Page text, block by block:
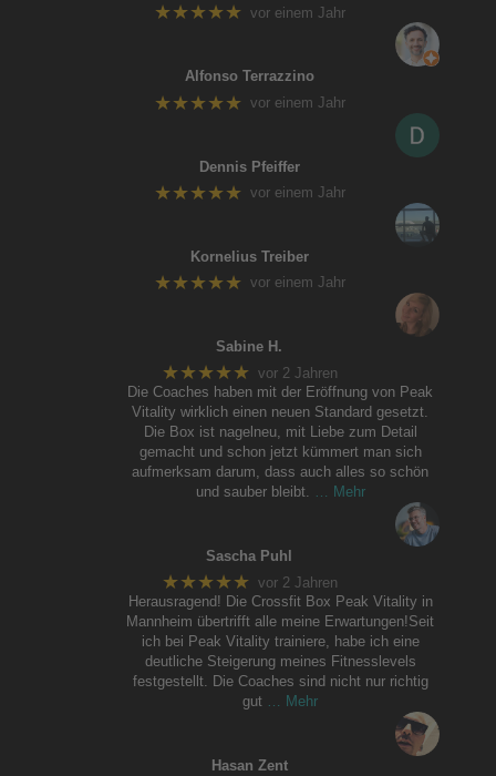
★★★★★ vor einem Jahr
Alfonso Terrazzino
★★★★★ vor einem Jahr
Dennis Pfeiffer
★★★★★ vor einem Jahr
Kornelius Treiber
★★★★★ vor einem Jahr
Sabine H.
★★★★★ vor 2 Jahren
Die Coaches haben mit der Eröffnung von Peak
Vitality wirklich einen neuen Standard gesetzt.
Die Box ist nagelneu, mit Liebe zum Detail
gemacht und schon jetzt kümmert man sich
aufmerksam darum, dass auch alles so schön
und sauber bleibt. … Mehr
Sascha Puhl
★★★★★ vor 2 Jahren
Herausragend! Die Crossfit Box Peak Vitality in
Mannheim übertrifft alle meine Erwartungen!Seit
ich bei Peak Vitality trainiere, habe ich eine
deutliche Steigerung meines Fitnesslevels
festgestellt. Die Coaches sind nicht nur richtig
gut … Mehr
Hasan Zent